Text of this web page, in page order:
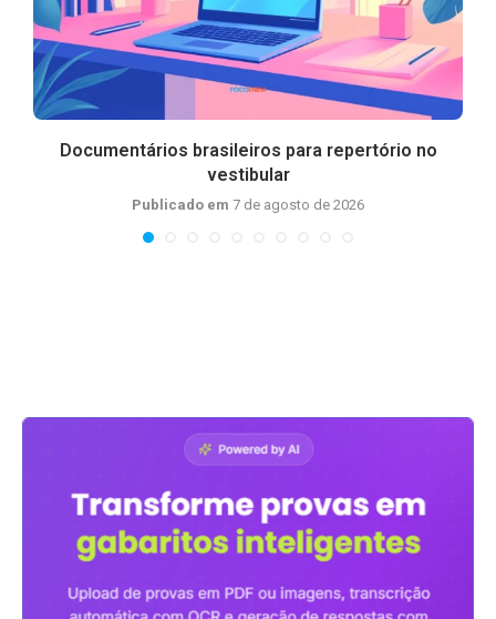
Documentários brasileiros para repertório no
vestibular
Publicado em 7 de agosto de 2026